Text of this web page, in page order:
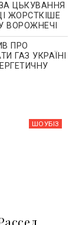
ЦЬКУВАННЯ
ЖОРСТКІШЕ
ВОРОЖНЕЧІ
ПРО
ГАЗ УКРАЇНІ
ШОУБIЗ